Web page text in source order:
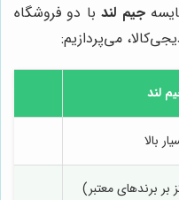
جیم لندبا دو فروشگاه
می‌پردازیم:
لند
بالا
بر برندهای معتبر)